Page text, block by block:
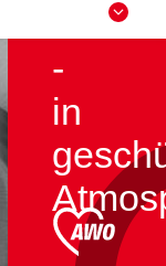
lernen
-
in